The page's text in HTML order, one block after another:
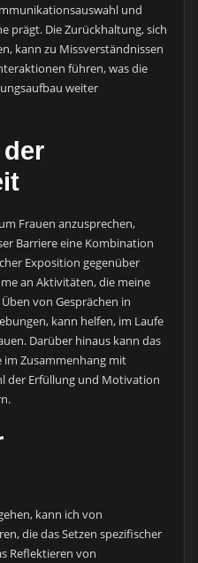
und
prägt. Die Zurückhaltung, sich
kann zu Missverständnissen
führen, was die
weiter
Frauen anzusprechen,
Barriere eine Kombination
Exposition gegenüber
an Aktivitäten, die meine
von Gesprächen in
kann helfen, im Laufe
Darüber hinaus kann das
im Zusammenhang mit
der Erfüllung und Motivation
kann ich von
die das Setzen spezifischer
Reflektieren von